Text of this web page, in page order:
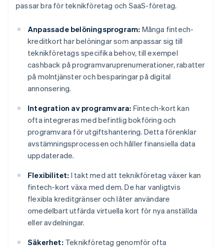
passar bra för teknikföretag och SaaS-företag.
Anpassade belöningsprogram: Många fintech-
kreditkort har belöningar som anpassar sig till
teknikföretags specifika behov, till exempel
cashback på programvaruprenumerationer, rabatter
på molntjänster och besparingar på digital
annonsering.
Integration av programvara: Fintech-kort kan
ofta integreras med befintlig bokföring och
programvara för utgiftshantering. Detta förenklar
avstämningsprocessen och håller finansiella data
uppdaterade.
Flexibilitet: I takt med att teknikföretag växer kan
fintech-kort växa med dem. De har vanligtvis
flexibla kreditgränser och låter användare
omedelbart utfärda virtuella kort för nya anställda
eller avdelningar.
Säkerhet: Teknikföretag genomför ofta